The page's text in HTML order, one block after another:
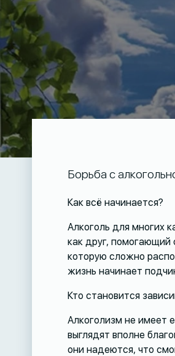
Борьба с
Как всё начинается?
Алкоголь для многих
как друг, помогающий
которую сложно
жизнь начинает
Кто становится
Алкоголизм не имеет
выглядят вполне
они надеются, что